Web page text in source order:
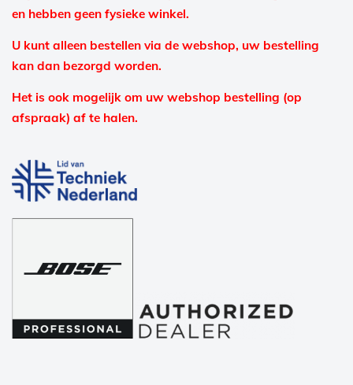
en hebben geen fysieke winkel.
U kunt alleen bestellen via de webshop, uw bestelling
kan dan bezorgd worden.
Het is ook mogelijk om uw webshop bestelling (op
afspraak) af te halen.